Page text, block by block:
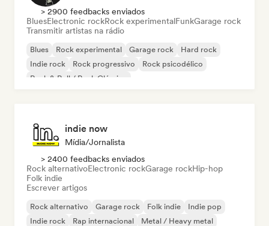
> 2900 feedbacks enviados
BluesElectronic rockRock experimentalFunkGarage rock
Transmitir artistas na rádio
Blues Rock experimental Garage rock
Hard rock
Indie rock
Rock progressivo
Rock psicodélico
Rock & Roll / Rock Clássico
indie now
Mídia/Jornalista
> 2400 feedbacks enviados
Rock alternativoElectronic rockGarage rockHip-hop
Folk indie
Escrever artigos
Rock alternativo Garage rock Folk indie
Indie pop
Indie rock
Rap internacional
Metal / Heavy metal